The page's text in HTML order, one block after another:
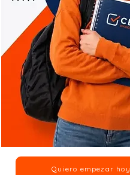
Quiero empezar hoy